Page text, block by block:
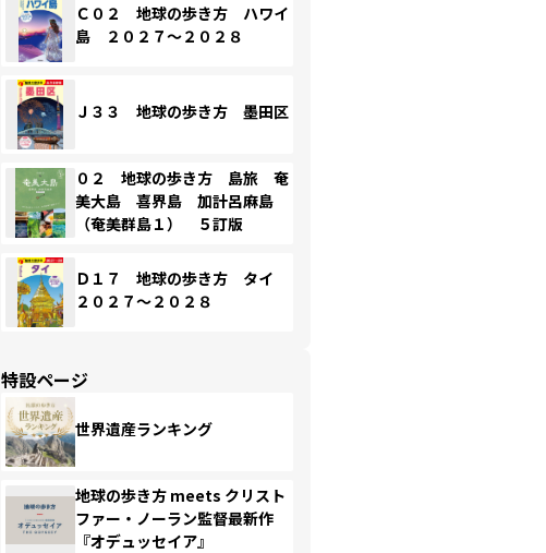
Ｃ０２ 地球の歩き方 ハワイ
島 ２０２７～２０２８
Ｊ３３ 地球の歩き方 墨田区
０２ 地球の歩き方 島旅 奄
美大島 喜界島 加計呂麻島
（奄美群島１） ５訂版
Ｄ１７ 地球の歩き方 タイ
２０２７～２０２８
特設ページ
世界遺産ランキング
地球の歩き方 meets クリスト
ファー・ノーラン監督最新作
『オデュッセイア』